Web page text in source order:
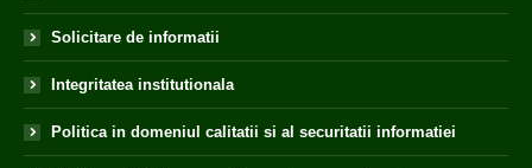
Solicitare de informatii
Integritatea institutionala
Politica in domeniul calitatii si al securitatii informatiei